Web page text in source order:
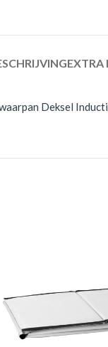
EXTRA
Deksel